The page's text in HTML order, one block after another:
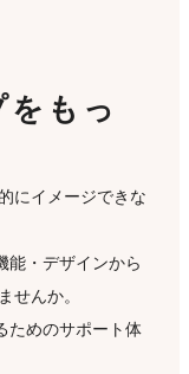
もっ
にイメージできな
能・デザインから
せんか。
ためのサポート体